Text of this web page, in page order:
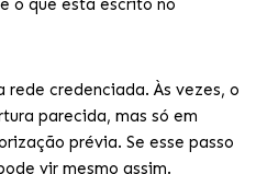
o que está escrito no
credenciada. Às vezes, o
parecida, mas só em
prévia. Se esse passo
vir mesmo assim.